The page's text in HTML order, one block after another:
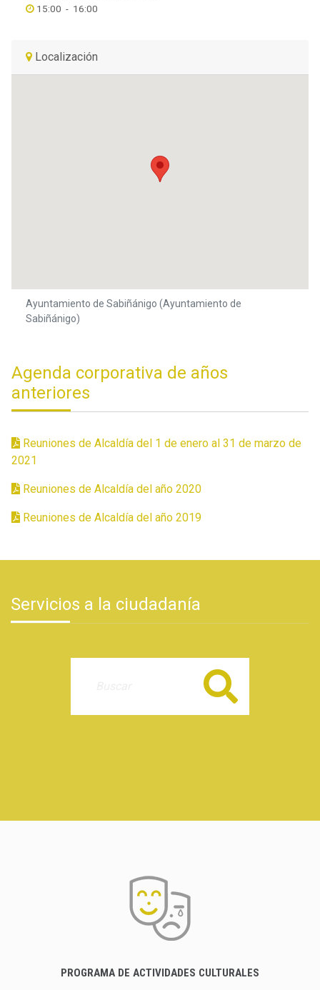
15:00 - 16:00
Localización
Ayuntamiento de Sabiñánigo (Ayuntamiento de
Sabiñánigo)
Agenda corporativa de años
anteriores
Reuniones de Alcaldía del 1 de enero al 31 de marzo de
2021
Reuniones de Alcaldía del año 2020
Reuniones de Alcaldía del año 2019
Servicios a la ciudadanía
Buscar
PROGRAMA DE ACTIVIDADES CULTURALES